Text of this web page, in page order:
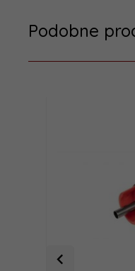
Podobne